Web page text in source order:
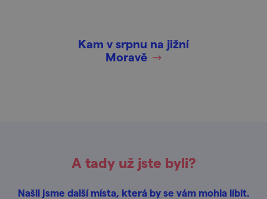
Kam v srpnu na jižní
Moravě
A tady už jste byli?
Našli jsme další místa, která by se vám mohla líbit.